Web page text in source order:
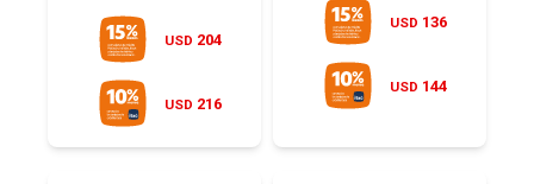
USD 204
USD 216
USD 136
USD 144